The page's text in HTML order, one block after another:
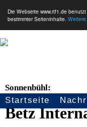
Die Webseite www.rtf1.de
bestimmter Seiteninhalte.
Startseite
Sonnenbühl:
Betz